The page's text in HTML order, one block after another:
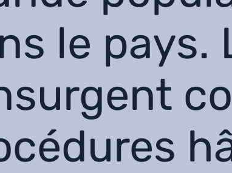
le pays.